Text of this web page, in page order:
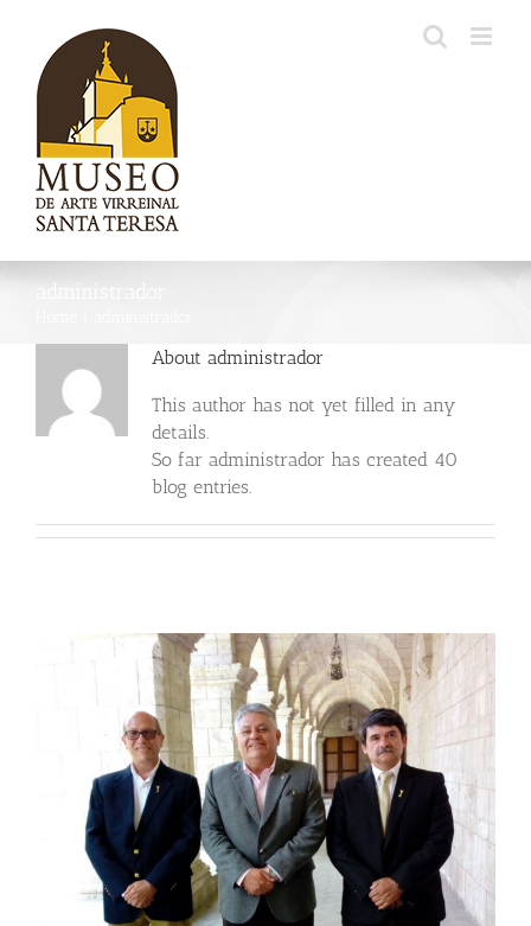
content
administrador
About administrador
This author has not yet filled in any
details.
So far administrador has created 40
blog entries.